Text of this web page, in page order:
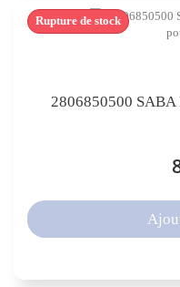
2806850500 SABA
Rupture de stock